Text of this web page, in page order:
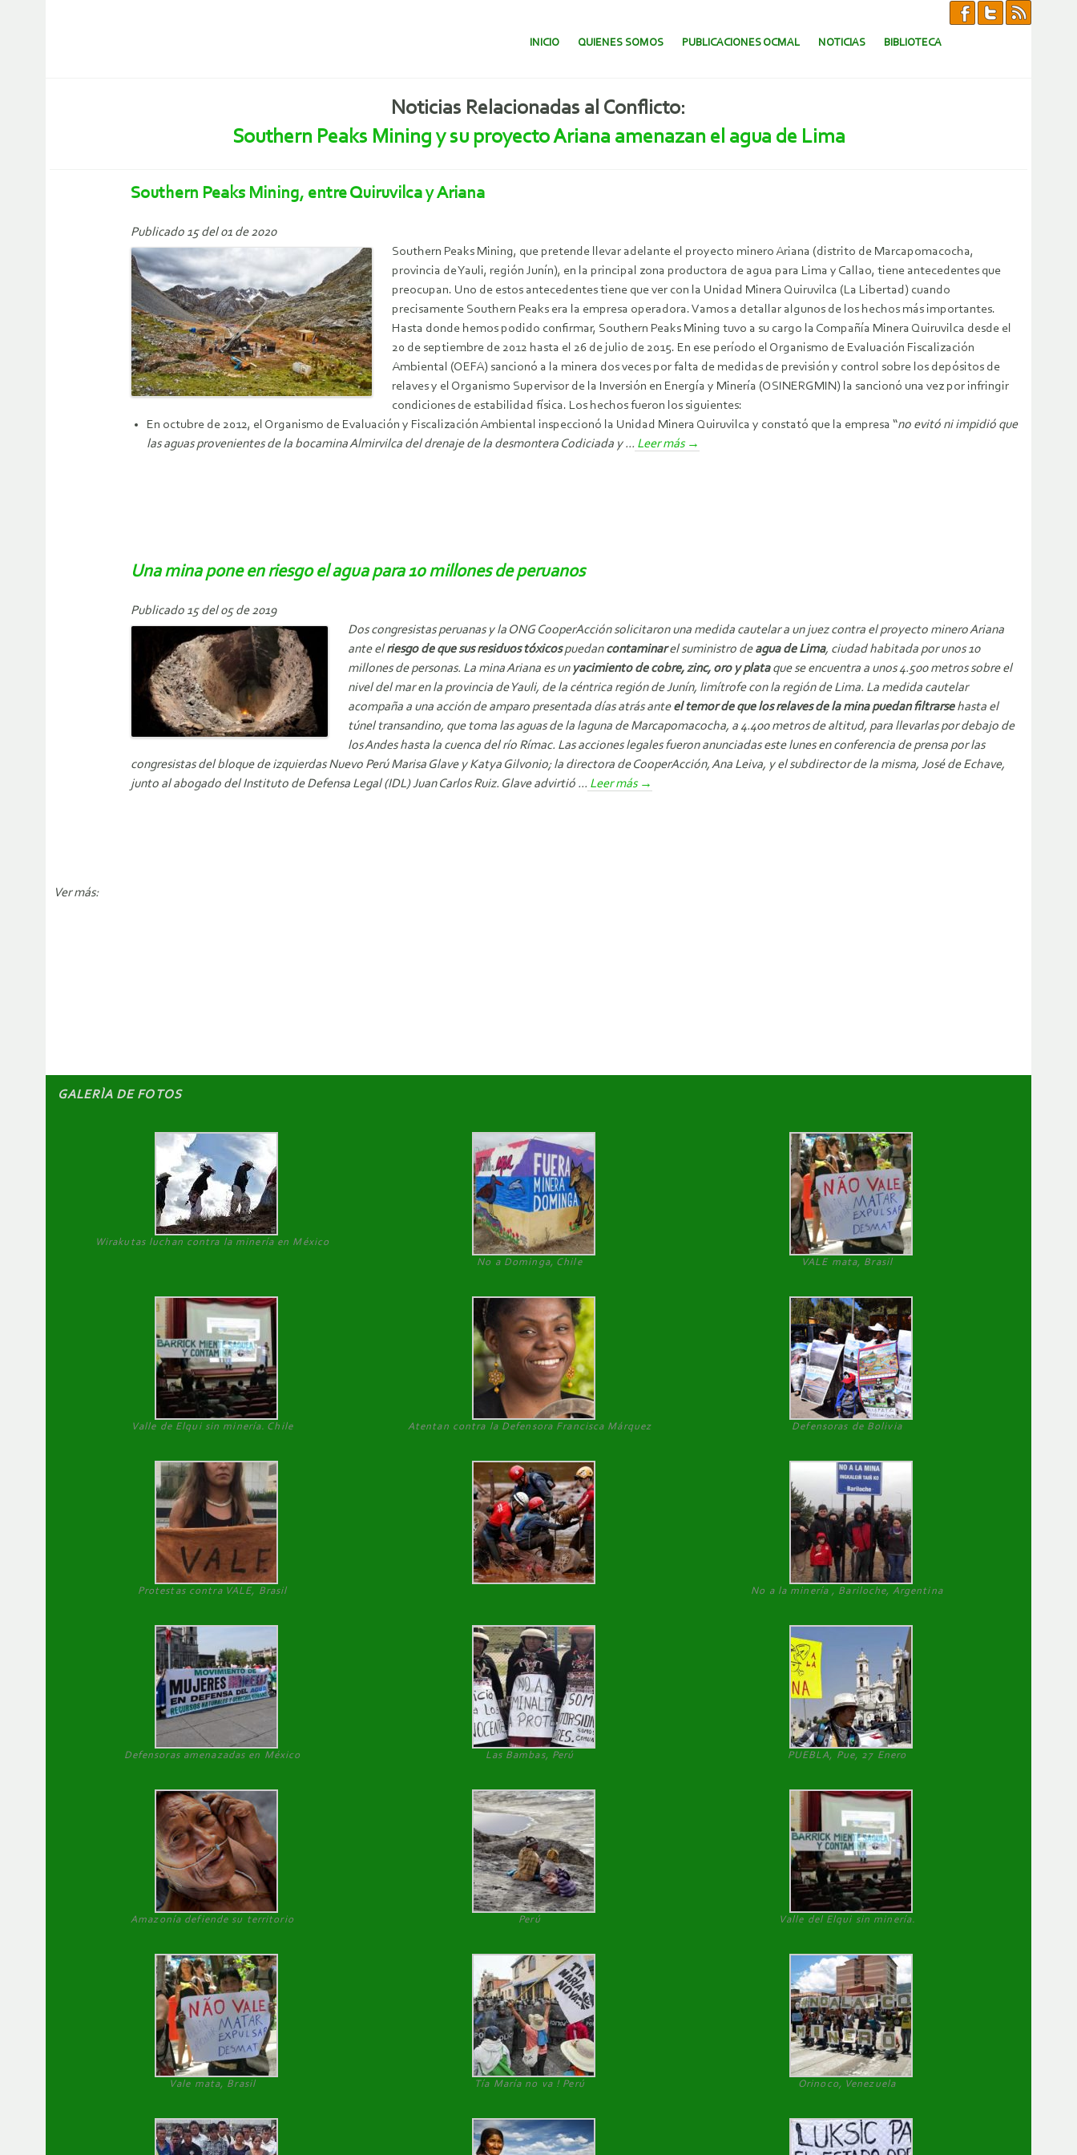
SALTAR AL CONTENIDO.
INICIO QUIENES SOMOS PUBLICACIONES OCMAL NOTICIAS BIBLIOTECA
Noticias Relacionadas al Conflicto:
Southern Peaks Mining y su proyecto Ariana amenazan el agua de Lima
Southern Peaks Mining, entre Quiruvilca y Ariana
Publicado 15 del 01 de 2020
Southern Peaks Mining, que pretende llevar adelante el proyecto minero Ariana (distrito de Marcapomacocha,
provincia de Yauli, región Junín), en la principal zona productora de agua para Lima y Callao, tiene antecedentes que
preocupan. Uno de estos antecedentes tiene que ver con la Unidad Minera Quiruvilca (La Libertad) cuando
precisamente Southern Peaks era la empresa operadora. Vamos a detallar algunos de los hechos más importantes.
Hasta donde hemos podido confirmar, Southern Peaks Mining tuvo a su cargo la Compañía Minera Quiruvilca desde el
20 de septiembre de 2012 hasta el 26 de julio de 2015. En ese período el Organismo de Evaluación Fiscalización
Ambiental (OEFA) sancionó a la minera dos veces por falta de medidas de previsión y control sobre los depósitos de
relaves y el Organismo Supervisor de la Inversión en Energía y Minería (OSINERGMIN) la sancionó una vez por infringir
condiciones de estabilidad física. Los hechos fueron los siguientes:
En octubre de 2012, el Organismo de Evaluación y Fiscalización Ambiental inspeccionó la Unidad Minera Quiruvilca y constató que la empresa “no evitó ni impidió que
las aguas provenientes de la bocamina Almirvilca del drenaje de la desmontera Codiciada y ... Leer más →
Una mina pone en riesgo el agua para 10 millones de peruanos
Publicado 15 del 05 de 2019
Dos congresistas peruanas y la ONG CooperAcción solicitaron una medida cautelar a un juez contra el proyecto minero Ariana
ante elriesgo de que sus residuos tóxicospuedancontaminarel suministro deagua de Lima, ciudad habitada por unos 10
millones de personas. La mina Ariana es un yacimiento de cobre, zinc, oro y plataque se encuentra a unos 4.500 metros sobre el
nivel del mar en la provincia de Yauli, de la céntrica región de Junín, limítrofe con la región de Lima. La medida cautelar
acompaña a una acción de amparo presentada días atrás anteel temor de que los relaves de la mina puedan filtrarsehasta el
túnel transandino, que toma las aguas de la laguna de Marcapomacocha, a 4.400 metros de altitud, para llevarlas por debajo de
los Andes hasta la cuenca del río Rímac. Las acciones legales fueron anunciadas este lunes en conferencia de prensa por las
congresistas del bloque de izquierdas Nuevo Perú Marisa Glave y Katya Gilvonio; la directora de CooperAcción, Ana Leiva, y el subdirector de la misma, José de Echave,
junto al abogado del Instituto de Defensa Legal (IDL) Juan Carlos Ruiz. Glave advirtió ... Leer más →
Ver más:
GALERÌA DE FOTOS
Wirakutas luchan contra la minería en México
No a Dominga, Chile
VALE mata, Brasil
Valle de Elqui sin minería. Chile Atentan contra la Defensora Francisca Márquez Defensoras de Bolivia
Protestas contra VALE, Brasil No a la minería , Bariloche, Argentina
Defensoras amenazadas en México Las Bambas, Perú PUEBLA, Pue, 27 Enero
Amazonía defiende su territorio Perú Valle del Elqui sin minería.
Vale mata, Brasil Tía María no va ! Perú Orinoco, Venezuela